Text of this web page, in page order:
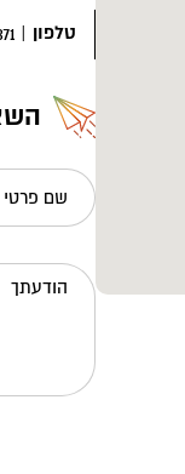
טלפון |
שם פרטי
הודעתך